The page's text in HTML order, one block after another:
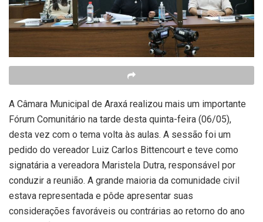
A Câmara Municipal de Araxá realizou mais um importante
Fórum Comunitário na tarde desta quinta-feira (06/05),
desta vez com o tema volta às aulas. A sessão foi um
pedido do vereador Luiz Carlos Bittencourt e teve como
signatária a vereadora Maristela Dutra, responsável por
conduzir a reunião. A grande maioria da comunidade civil
estava representada e pôde apresentar suas
considerações favoráveis ou contrárias ao retorno do ano